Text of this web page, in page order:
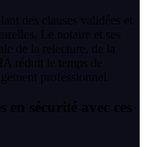
des clauses validées et
Le notaire et ses
de la relecture, de la
réduit le temps de
professionnel.
en sécurité avec ces